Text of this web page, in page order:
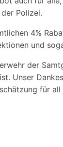
Polizei.
4%
und
der
Unser
für